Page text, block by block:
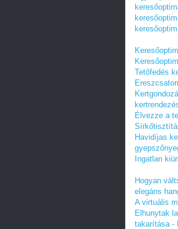
Tetőfedés
Élvezze a
Havidíjas
Ingatlan
Hogyan
elegáns
A virtuális
Elhunytak
takarítása -